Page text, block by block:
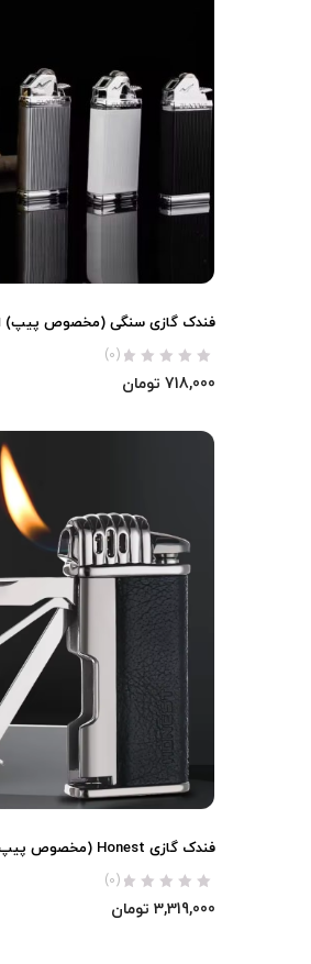
فندک گازی سنگی (مخصوص پیپ)
(0)
718,000 تومان
فندک گازی Honest (مخصوص پیپ) اورجینال
(0)
3,319,000 تومان